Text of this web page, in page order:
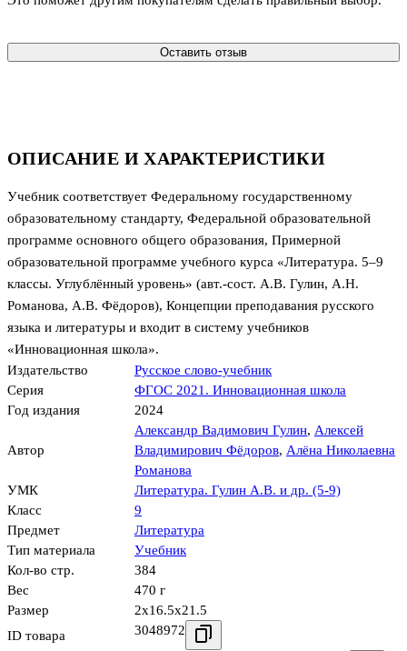
ОПИСАНИЕ И ХАРАКТЕРИСТИКИ
Учебник соответствует Федеральному государственному
образовательному стандарту, Федеральной образовательной
программе основного общего образования, Примерной
образовательной программе учебного курса «Литература. 5–9
классы. Углублённый уровень» (авт.-сост. А.В. Гулин, А.Н.
Романова, А.В. Фёдоров), Концепции преподавания русского
языка и литературы и входит в систему учебников
«Инновационная школа».
Издательство
Русское слово-учебник
Серия
ФГОС 2021. Инновационная школа
Год издания
2024
Автор
Александр Вадимович Гулин, Алексей
Владимирович Фёдоров, Алёна Николаевна
Романова
УМК
Литература. Гулин А.В. и др. (5-9)
Класс
9
Предмет
Литература
Тип материала
Учебник
Кол-во стр.
384
Вес
470 г
Размер
2x16.5x21.5
ID товара
3048972
Оставить отзыв